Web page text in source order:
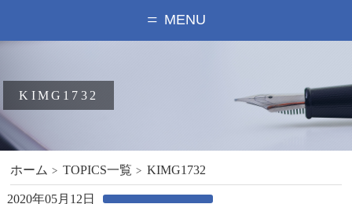
MENU
KIMG1732
ホーム TOPICS一覧 KIMG1732
2020年05月12日